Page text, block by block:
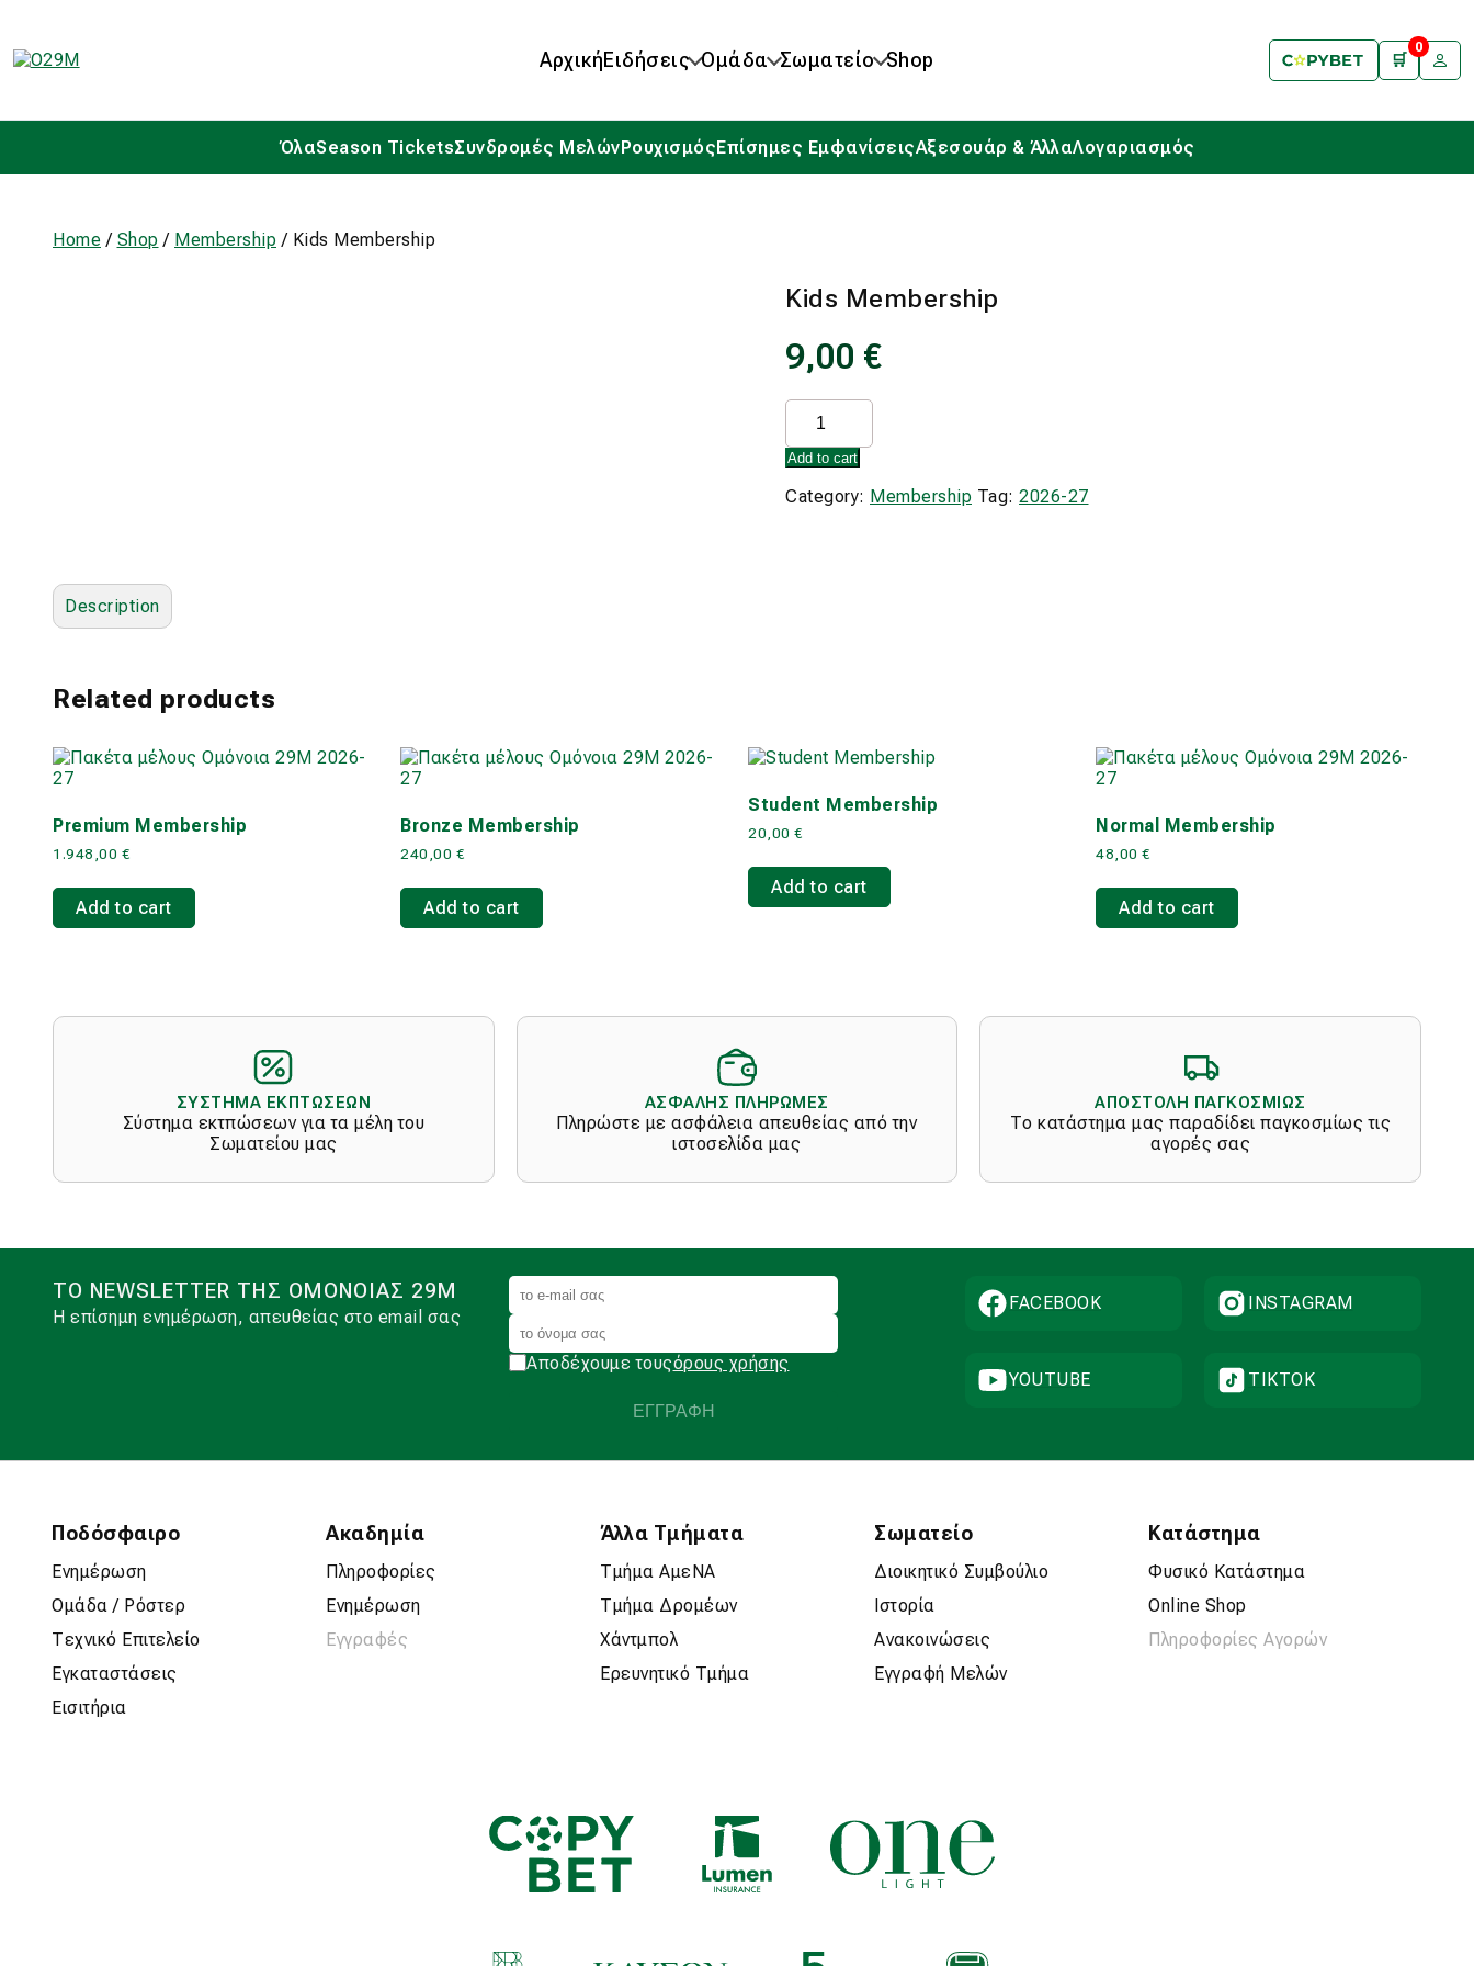
ΑρχικήΕιδήσεις Ομάδα Σωματείο Shop 🛒
0
ΌλαSeason TicketsΣυνδρομές ΜελώνΡουχισμόςΕπίσημες ΕμφανίσειςΑξεσουάρ & ΆλλαΛογαριασμός
Home / Shop / Membership / Kids Membership
Kids Membership
9,00 €
Kids
Membership
quantity
Add to cart
Category: Membership Tag: 2026-27
Description
Related products
Premium Membership
1.948,00 €
Add to cart
Bronze Membership
240,00 €
Add to cart
Student Membership
20,00 €
Add to cart
Normal Membership
48,00 €
Add to cart
ΣΥΣΤΗΜΑ ΕΚΠΤΩΣΕΩΝ
Σύστημα εκτπώσεων για τα μέλη του
Σωματείου μας
ΑΣΦΑΛΗΣ ΠΛΗΡΩΜΕΣ
Πληρώστε με ασφάλεια απευθείας από την
ιστοσελίδα μας
ΑΠΟΣΤΟΛΗ ΠΑΓΚΟΣΜΙΩΣ
Το κατάστημα μας παραδίδει παγκοσμίως τις
αγορές σας
ΤΟ NEWSLETTER ΤΗΣ ΟΜΟΝΟΙΑΣ 29Μ
Η επίσημη ενημέρωση, απευθείας στο email σας
Αποδέχουμε τουςόρους χρήσης
FACEBOOK INSTAGRAM
YOUTUBE TIKTOK
Ποδόσφαιρο
Ενημέρωση
Ομάδα / Ρόστερ
Τεχνικό Επιτελείο
Εγκαταστάσεις
Εισιτήρια
Ακαδημία
Πληροφορίες
Ενημέρωση
Εγγραφές
Άλλα Τμήματα
Τμήμα ΑμεΝΑ
Τμήμα Δρομέων
Χάντμπολ
Ερευνητικό Τμήμα
Σωματείο
Διοικητικό Συμβούλιο
Ιστορία
Ανακοινώσεις
Εγγραφή Μελών
Κατάστημα
Φυσικό Κατάστημα
Online Shop
Πληροφορίες Αγορών